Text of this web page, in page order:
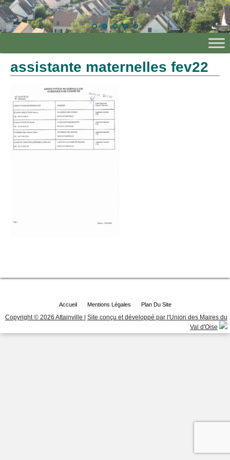
assistante maternelles fev22
Accueil Mentions Légales Plan Du Site
Copyright © 2026 Attainville | Site conçu et développé par l'Union des Maires du
Val d'Oise